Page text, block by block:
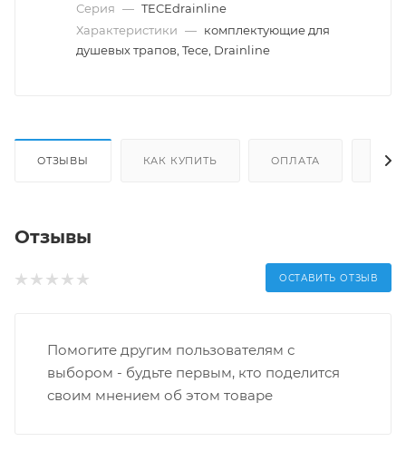
Серия — TECEdrainline
Характеристики — комплектующие для
душевых трапов, Tece, Drainline
ОТЗЫВЫ КАК КУПИТЬ ОПЛАТА
Отзывы
ОСТАВИТЬ ОТЗЫВ
Помогите другим пользователям с
выбором - будьте первым, кто поделится
своим мнением об этом товаре